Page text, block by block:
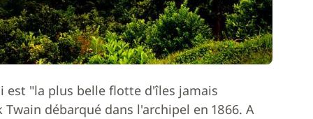
est "la plus belle flotte d'îles jamais
débarqué dans l'archipel en 1866. A